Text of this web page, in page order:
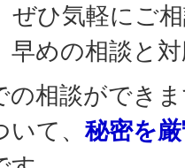
ぜひ気軽にご
早めの相談と
の相談ができ
いて、秘密を